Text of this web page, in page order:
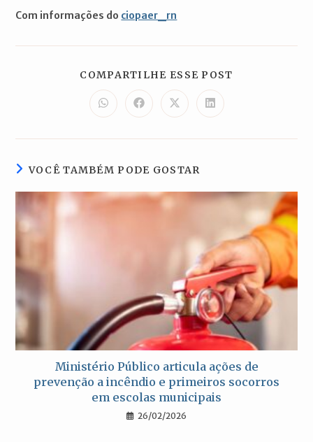
Com informações do ciopaer_rn
COMPARTILHE ESSE POST
Abre
em
nova
Abre
em
nova
Abre
em
nova
Abre
em
nova
VOCÊ TAMBÉM PODE GOSTAR
Ministério Público articula ações de
prevenção a incêndio e primeiros socorros
em escolas municipais
26/02/2026